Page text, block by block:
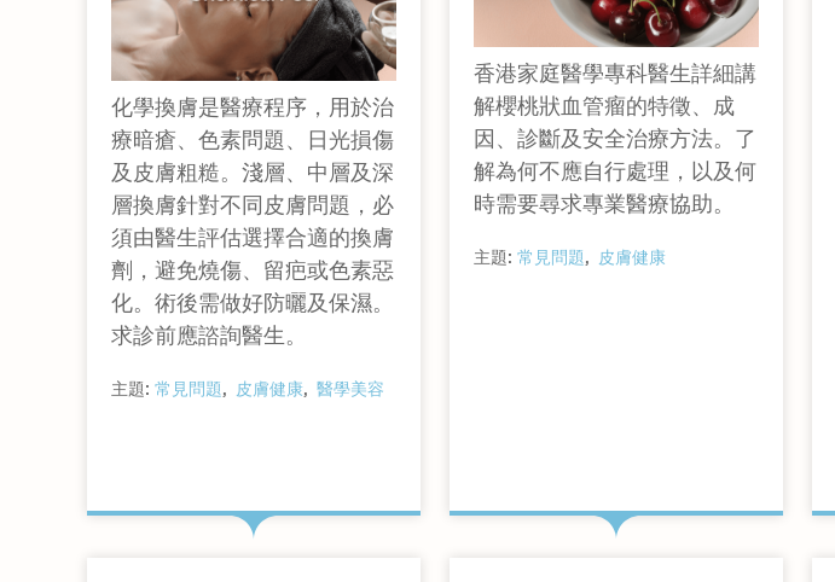
化學換膚是醫療程序，用於治
療暗瘡、色素問題、日光損傷
及皮膚粗糙。淺層、中層及深
層換膚針對不同皮膚問題，必
須由醫生評估選擇合適的換膚
劑，避免燒傷、留疤或色素惡
化。術後需做好防曬及保濕。
求診前應諮詢醫生。
主題:常見問題 皮膚健康 醫學美容
查看詳情
香港家庭醫學專科醫生詳細講
解櫻桃狀血管瘤的特徵、成
因、診斷及安全治療方法。了
解為何不應自行處理，以及何
時需要尋求專業醫療協助。
主題:常見問題 皮膚健康
查看詳情